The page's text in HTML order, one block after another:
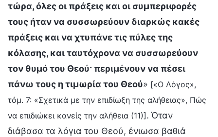
τώρα, όλες οι πράξεις και οι συμπεριφορές
τους ήταν να συσσωρεύουν διαρκώς κακές
πράξεις και να χτυπάνε τις πύλες της
κόλασης, και ταυτόχρονα να συσσωρεύουν
τον θυμό του Θεού· περιμένουν να πέσει
πάνω τους η τιμωρία του Θεού» [«Ο Λόγος»,
τόμ. 7: «Σχετικά με την επιδίωξη της αλήθειας», Πώς
να επιδιώκει κανείς την αλήθεια (11)]. Όταν
διάβασα τα λόγια του Θεού, ένιωσα βαθιά